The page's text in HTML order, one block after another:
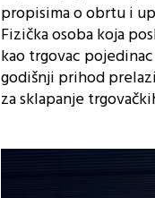
propisima o obrtu i
Fizička osoba koja
kao trgovac
godišnji prihod
za sklapanje